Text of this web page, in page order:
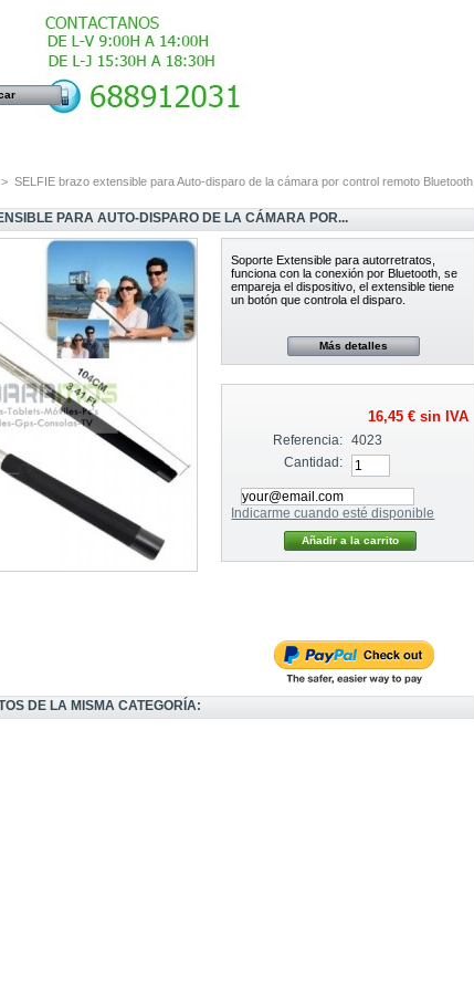
> SELFIE brazo extensible para Auto-disparo de la cámara por control remoto Bluetooth,
PARA AUTO-DISPARO DE LA CÁMARA POR...
Soporte Extensible para autorretratos,
funciona con la conexión por Bluetooth, se
empareja el dispositivo, el extensible tiene
un botón que controla el disparo.
Más detalles
16,45 €sin IVA
Referencia:
4023
Cantidad:
Indicarme cuando esté disponible
DE LA MISMA CATEGORÍA: